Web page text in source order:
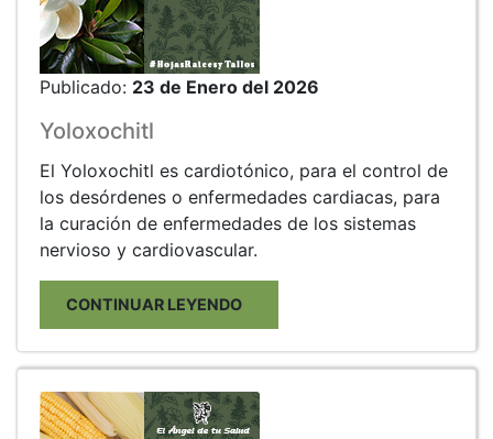
Publicado: 23 de Enero del 2026
Yoloxochitl
El Yoloxochitl es cardiotónico, para el control de
los desórdenes o enfermedades cardiacas, para
la curación de enfermedades de los sistemas
nervioso y cardiovascular.
CONTINUAR LEYENDO